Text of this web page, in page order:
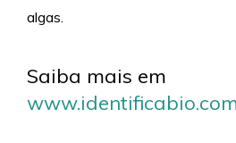
algas.
Saiba mais em